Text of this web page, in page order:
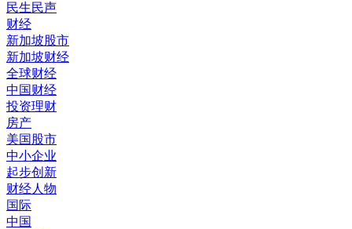
民生民声
财经
新加坡股市
新加坡财经
全球财经
中国财经
投资理财
房产
美国股市
中小企业
起步创新
财经人物
国际
中国